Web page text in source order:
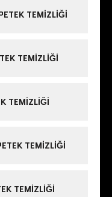
TEMIZLIĞI
TEMIZLIĞI
TEMIZLIĞI
TEMIZLIĞI
TEMIZLIĞI